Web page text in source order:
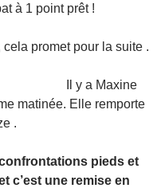
à 1 point prêt !
promet pour la suite .
Il y a Maxine
matinée. Elle remporte
.
pieds et
c’est une remise en